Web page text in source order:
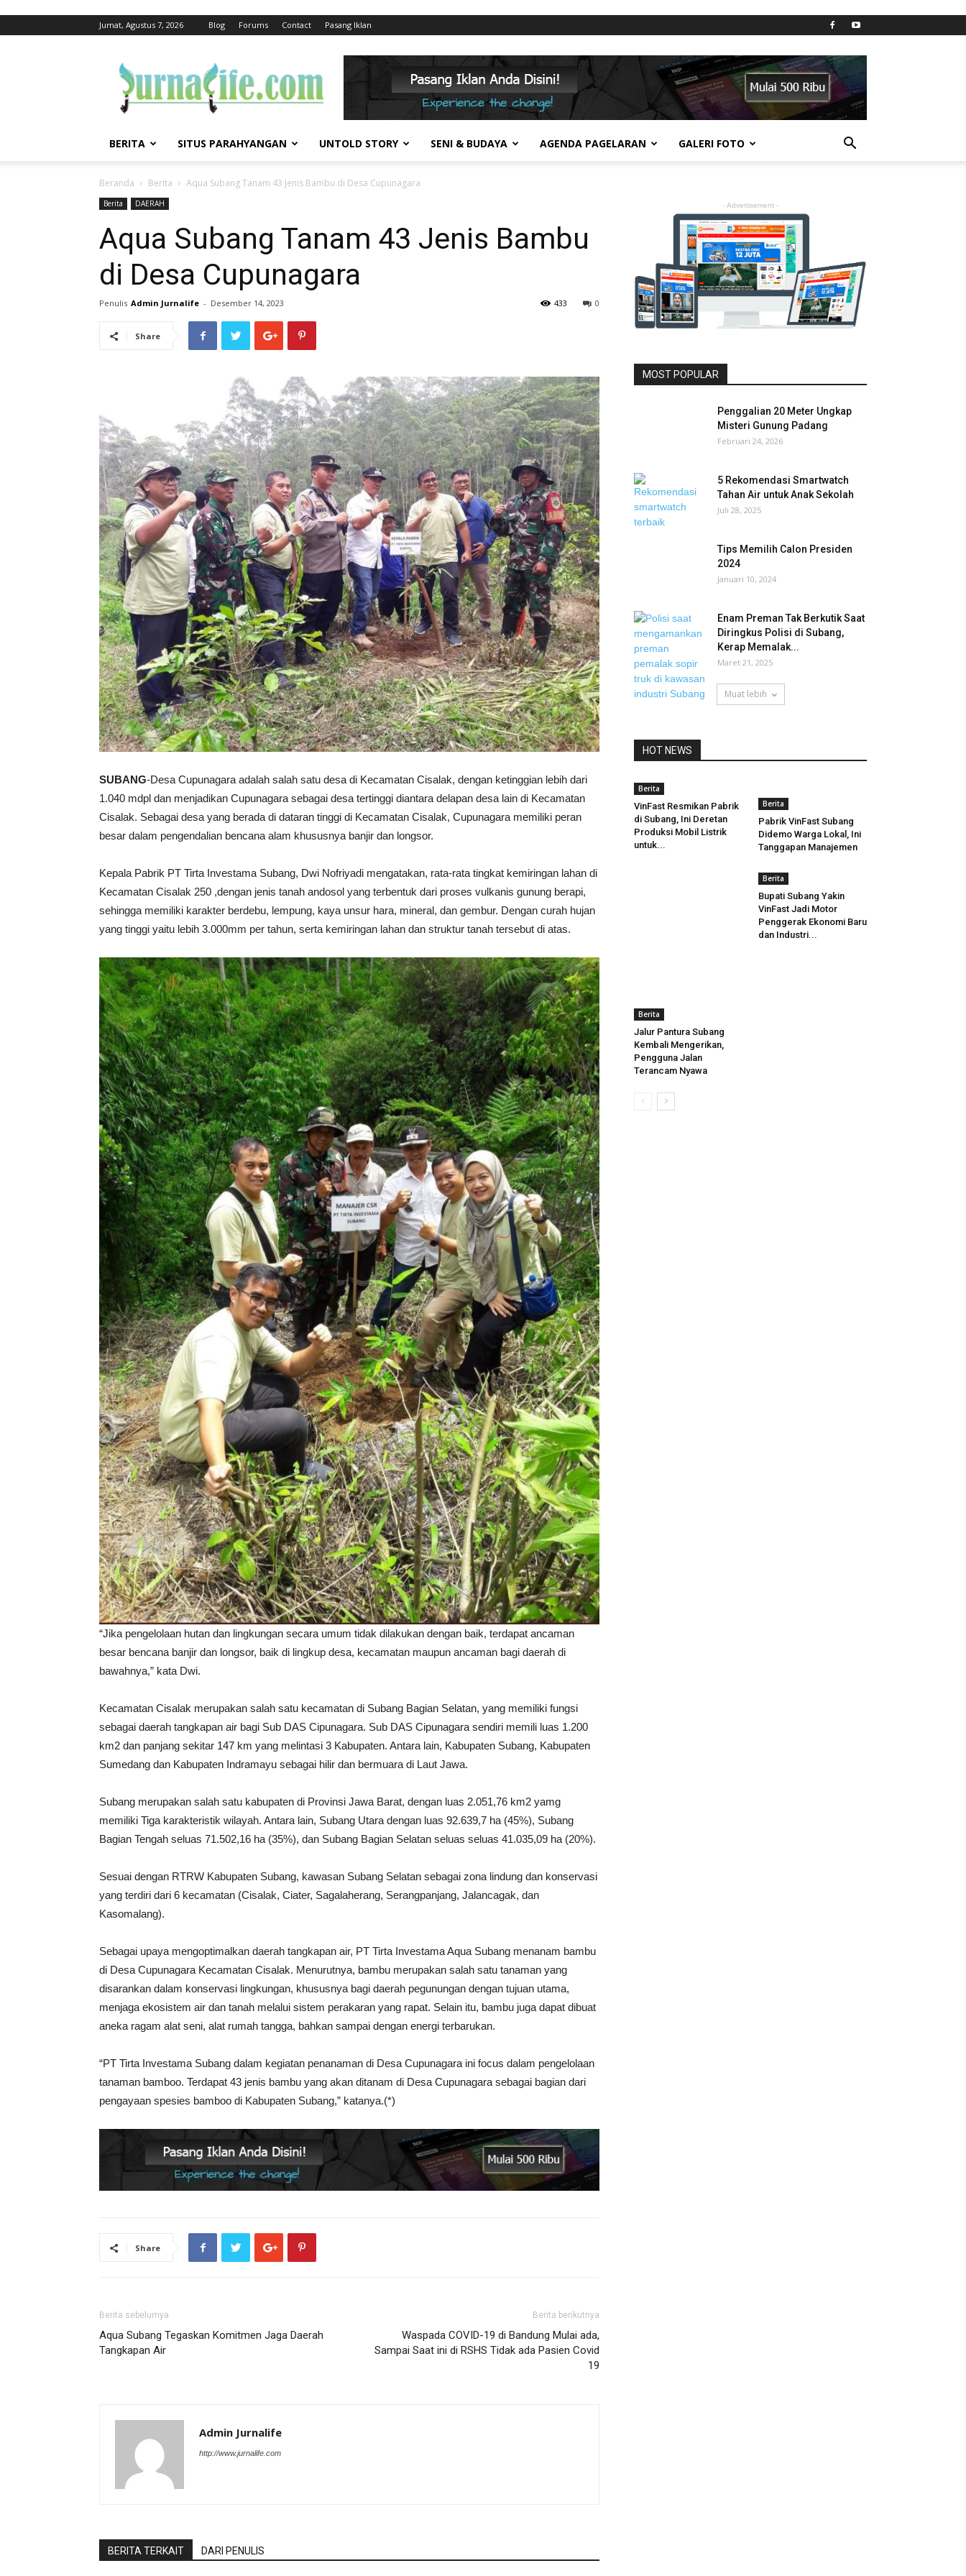
Jumat, Agustus 7, 2026 Blog Forums Contact Pasang Iklan
BERITA SITUS PARAHYANGAN UNTOLD STORY SENI & BUDAYA AGENDA PAGELARAN GALERI FOTO
Beranda Berita Aqua Subang Tanam 43 Jenis Bambu di Desa Cupunagara
Berita DAERAH
Aqua Subang Tanam 43 Jenis Bambu
di Desa Cupunagara
Penulis Admin Jurnalife - Desember 14, 2023 0
433
Share
SUBANG-Desa Cupunagara adalah salah satu desa di Kecamatan Cisalak, dengan ketinggian lebih dari
1.040 mdpl dan menjadikan Cupunagara sebagai desa tertinggi diantara delapan desa lain di Kecamatan
Cisalak. Sebagai desa yang berada di dataran tinggi di Kecamatan Cisalak, Cupunagara memiliki peran
besar dalam pengendalian bencana alam khususnya banjir dan longsor.
Kepala Pabrik PT Tirta Investama Subang, Dwi Nofriyadi mengatakan, rata-rata tingkat kemiringan lahan di
Kecamatan Cisalak 250 ,dengan jenis tanah andosol yang terbentuk dari proses vulkanis gunung berapi,
sehingga memiliki karakter berdebu, lempung, kaya unsur hara, mineral, dan gembur. Dengan curah hujan
yang tinggi yaitu lebih 3.000mm per tahun, serta kemiringan lahan dan struktur tanah tersebut di atas.
“Jika pengelolaan hutan dan lingkungan secara umum tidak dilakukan dengan baik, terdapat ancaman
besar bencana banjir dan longsor, baik di lingkup desa, kecamatan maupun ancaman bagi daerah di
bawahnya,” kata Dwi.
Kecamatan Cisalak merupakan salah satu kecamatan di Subang Bagian Selatan, yang memiliki fungsi
sebagai daerah tangkapan air bagi Sub DAS Cipunagara. Sub DAS Cipunagara sendiri memili luas 1.200
km2 dan panjang sekitar 147 km yang melintasi 3 Kabupaten. Antara lain, Kabupaten Subang, Kabupaten
Sumedang dan Kabupaten Indramayu sebagai hilir dan bermuara di Laut Jawa.
Subang merupakan salah satu kabupaten di Provinsi Jawa Barat, dengan luas 2.051,76 km2 yamg
memiliki Tiga karakteristik wilayah. Antara lain, Subang Utara dengan luas 92.639,7 ha (45%), Subang
Bagian Tengah seluas 71.502,16 ha (35%), dan Subang Bagian Selatan seluas seluas 41.035,09 ha (20%).
Sesuai dengan RTRW Kabupaten Subang, kawasan Subang Selatan sebagai zona lindung dan konservasi
yang terdiri dari 6 kecamatan (Cisalak, Ciater, Sagalaherang, Serangpanjang, Jalancagak, dan
Kasomalang).
Sebagai upaya mengoptimalkan daerah tangkapan air, PT Tirta Investama Aqua Subang menanam bambu
di Desa Cupunagara Kecamatan Cisalak. Menurutnya, bambu merupakan salah satu tanaman yang
disarankan dalam konservasi lingkungan, khususnya bagi daerah pegunungan dengan tujuan utama,
menjaga ekosistem air dan tanah melalui sistem perakaran yang rapat. Selain itu, bambu juga dapat dibuat
aneka ragam alat seni, alat rumah tangga, bahkan sampai dengan energi terbarukan.
“PT Tirta Investama Subang dalam kegiatan penanaman di Desa Cupunagara ini focus dalam pengelolaan
tanaman bamboo. Terdapat 43 jenis bambu yang akan ditanam di Desa Cupunagara sebagai bagian dari
pengayaan spesies bamboo di Kabupaten Subang,” katanya.(*)
Share
Berita sebelumya
Aqua Subang Tegaskan Komitmen Jaga Daerah
Tangkapan Air
Berita berikutnya
Waspada COVID-19 di Bandung Mulai ada,
Sampai Saat ini di RSHS Tidak ada Pasien Covid
19
Admin Jurnalife
http://www.jurnalife.com
BERITA TERKAIT DARI PENULIS
- Advertisement -
MOST POPULAR
Penggalian 20 Meter Ungkap
Misteri Gunung Padang
Februari 24, 2026
5 Rekomendasi Smartwatch
Tahan Air untuk Anak Sekolah
Juli 28, 2025
Tips Memilih Calon Presiden
2024
Januari 10, 2024
Enam Preman Tak Berkutik Saat
Diringkus Polisi di Subang,
Kerap Memalak...
Maret 21, 2025
Muat lebih
HOT NEWS
Berita
VinFast Resmikan Pabrik
di Subang, Ini Deretan
Produksi Mobil Listrik
untuk...
Berita
Pabrik VinFast Subang
Didemo Warga Lokal, Ini
Tanggapan Manajemen
Berita
Jalur Pantura Subang
Kembali Mengerikan,
Pengguna Jalan
Terancam Nyawa
Berita
Bupati Subang Yakin
VinFast Jadi Motor
Penggerak Ekonomi Baru
dan Industri...